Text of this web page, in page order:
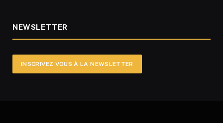
NEWSLETTER
INSCRIVEZ VOUS À LA NEWSLETTER